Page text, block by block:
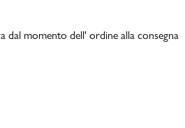
dal momento dell' ordine alla consegna